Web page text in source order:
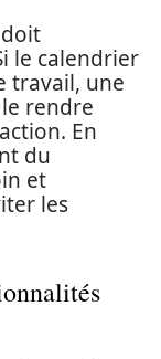
le calendrier
travail, une
rendre
En
du
et
les